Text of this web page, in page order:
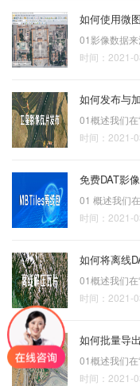
如何使用微
时间：2021-
如何发布与
时间：2021-
免费DAT影
时间：2021-
如何将离线
时间：2021-
如何批量导
时间：2021-